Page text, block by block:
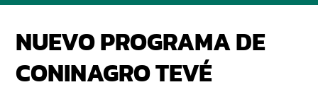
NUEVO PROGRAMA DE
CONINAGRO TEVÉ